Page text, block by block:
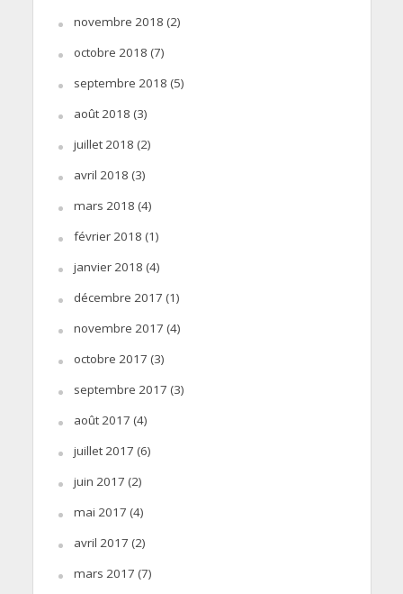
novembre 2018 (2)
octobre 2018 (7)
septembre 2018 (5)
août 2018 (3)
juillet 2018 (2)
avril 2018 (3)
mars 2018 (4)
février 2018 (1)
janvier 2018 (4)
décembre 2017 (1)
novembre 2017 (4)
octobre 2017 (3)
septembre 2017 (3)
août 2017 (4)
juillet 2017 (6)
juin 2017 (2)
mai 2017 (4)
avril 2017 (2)
mars 2017 (7)